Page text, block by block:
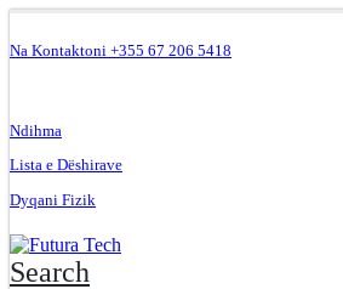
Na Kontaktoni +355 67 206 5418
Ndihma
Lista e Dëshirave
Dyqani Fizik
Search